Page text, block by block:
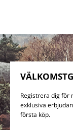
Registrera dig för
exklusiva
första köp.